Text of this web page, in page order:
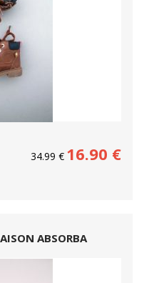
34.99 € 16.90 €
ABSORBA